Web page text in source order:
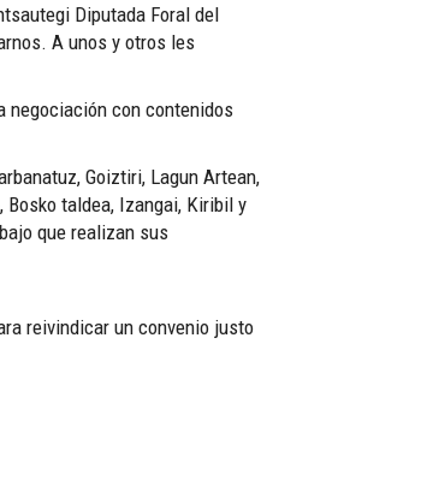
Diputada Foral del
A unos y otros les
negociación con contenidos
Goiztiri, Lagun Artean,
Bosko taldea, Izangai, Kiribil y
que realizan sus
reivindicar un convenio justo